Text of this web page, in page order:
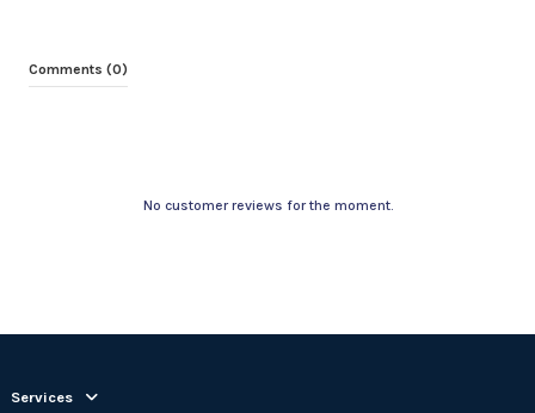
Comments (0)
No customer reviews for the moment.
Services